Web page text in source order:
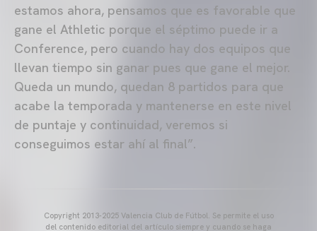
estamos ahora, pensamos que es favorable que
gane el Athletic porque el séptimo puede ir a
Conference, pero cuando hay dos equipos que
llevan tiempo sin ganar pues que gane el mejor.
Queda un mundo, quedan 8 partidos para que
acabe la temporada y mantenerse en este nivel
de puntaje y continuidad, veremos si
conseguimos estar ahí al final”.
Copyright 2013-2025 Valencia Club de Fútbol. Se permite el uso
del contenido editorial del artículo siempre y cuando se haga